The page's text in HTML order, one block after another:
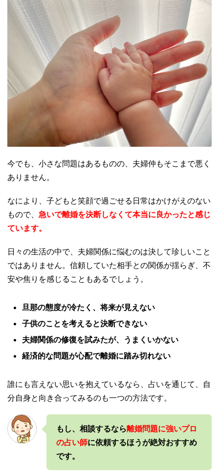
今でも、小さな問題はあるものの、夫婦仲もそこまで悪く
ありません。
なにより、子どもと笑顔で過ごせる日常はかけがえのない
もので、 急いで離婚を決断しなくて本当に良かったと感じ
ています。
日々の生活の中で、夫婦関係に悩むのは決して珍しいこと
ではありません。信頼していた相手との関係が揺らぎ、不
安や焦りを感じることもあるでしょう。
旦那の態度が冷たく、将来が見えない
子供のことを考えると決断できない
夫婦関係の修復を試みたが、うまくいかない
経済的な問題が心配で離婚に踏み切れない
誰にも言えない思いを抱えているなら、占いを通じて、自
分自身と向き合ってみるのも一つの方法です。
もし、相談するなら離婚問題に強いプロ
の占い師に依頼するほうが絶対おすすめ
です。